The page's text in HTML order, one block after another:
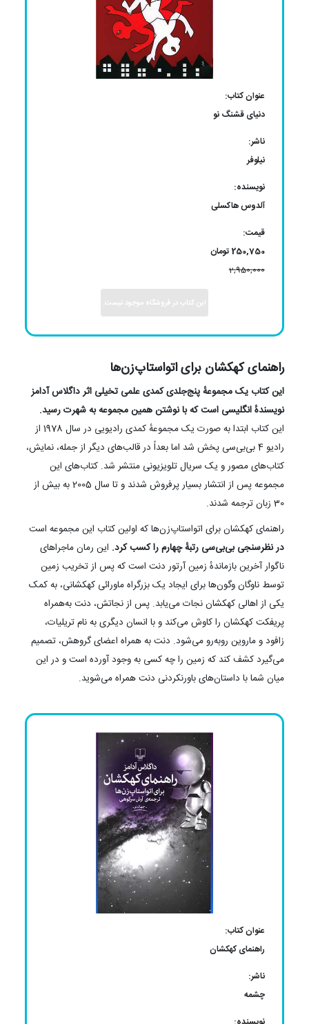
عنوان کتاب:
دنیای قشنگ نو
ناشر:
نیلوفر
نویسنده:
آلدوس هاکسلی
قیمت:
250,750 تومان
2,950,000
این کتاب در فروشگاه موجود نیست.
راهنمای کهکشان برای اتواستاپ‌زن‌ها
این کتاب یک مجموعهٔ پنج‌جلدی کمدی علمی تخیلی اثر داگلاس آدامز
نویسندهٔ انگلیسی است که با نوشتن همین مجموعه به شهرت رسید.
این کتاب ابتدا به صورت یک مجموعهٔ کمدی رادیویی در سال 1978 از
رادیو 4 بی‌بی‌سی پخش شد اما بعداً در قالب‌های دیگر از جمله، نمایش،
کتاب‌های مصور و یک سریال تلویزیونی منتشر شد. کتاب‌های این
مجموعه پس از انتشار بسیار پرفروش شدند و تا سال 2005 به بیش از
30 زبان ترجمه شدند.
راهنمای کهکشان برای اتواستاپ‌زن‌ها که اولین کتاب این مجموعه است
در نظرسنجی بی‌بی‌سی رتبهٔ چهارم را کسب کرد. این رمان ماجراهای
ناگوار آخرین بازماندهٔ زمین آرتور دنت است که پس از تخریب زمین
توسط ناوگان وگون‌ها برای ایجاد یک بزرگراه ماورائی کهکشانی، به کمک
یکی از اهالی کهکشان نجات می‌یابد. پس از نجاتش، دنت به‌همراه
پریفکت کهکشان را کاوش می‌کند و با انسان دیگری به نام تریلیات،
زافود و ماروین روبه‌رو می‌شود. دنت به همراه اعضای گروهش، تصمیم
می‌گیرد کشف کند که زمین را چه کسی به وجود آورده است و در این
میان شما با داستان‌های باورنکردنی دنت همراه می‌شوید.
عنوان کتاب:
راهنمای کهکشان
ناشر:
چشمه